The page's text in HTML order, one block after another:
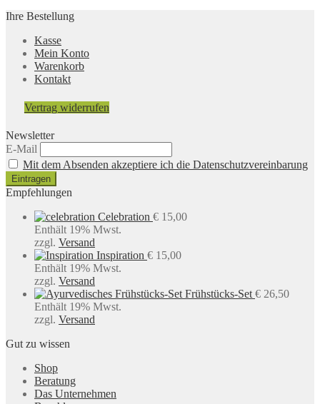
Ihre Bestellung
Kasse
Mein Konto
Warenkorb
Kontakt
Vertrag widerrufen
Newsletter
E-Mail
Mit dem Absenden akzeptiere ich die Datenschutzvereinbarung
Empfehlungen
Celebration € 15,00
Enthält 19% Mwst.
zzgl. Versand
Inspiration € 15,00
Enthält 19% Mwst.
zzgl. Versand
Frühstücks-Set € 26,50
Enthält 19% Mwst.
zzgl. Versand
Gut zu wissen
Shop
Beratung
Das Unternehmen